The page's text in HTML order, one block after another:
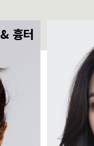
흉터